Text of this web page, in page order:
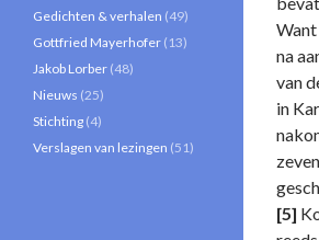
na
van
in
[5]
Gedichten & verhalen (49)
Gottfried Mayerhofer (13)
Jakob Lorber (48)
Nieuws (25)
Stichting (4)
Verslagen van lezingen (51)